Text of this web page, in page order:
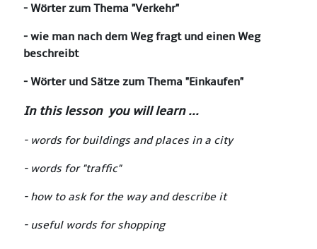
- Wörter zum Thema "Verkehr"
- wie man nach dem Weg fragt und einen Weg
beschreibt
- Wörter und Sätze zum Thema "Einkaufen"
In this lesson you will learn ...
-words for buildings and places in a city
- words for "traffic"
- how to ask for the way and describe it
- useful words for shopping